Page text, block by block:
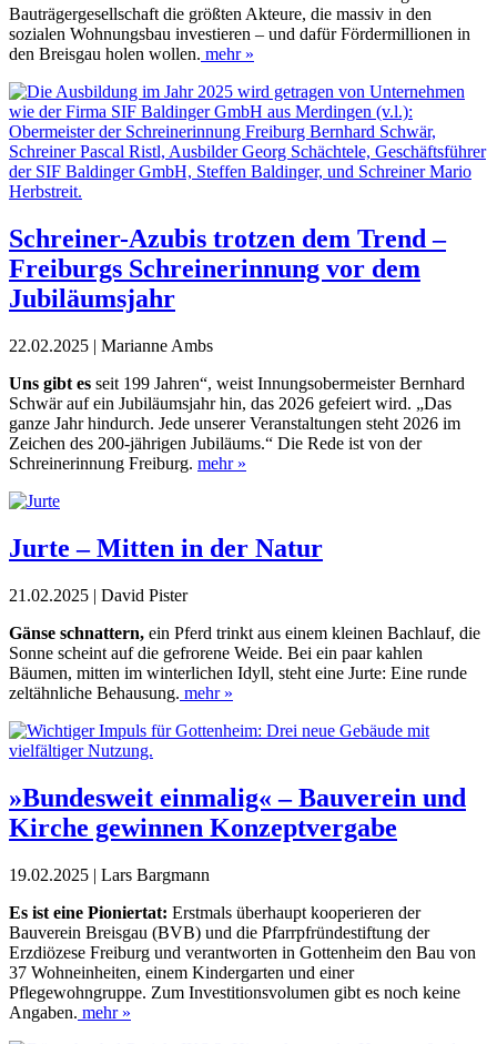
Bauträgergesellschaft die größten Akteure, die massiv in den
sozialen Wohnungsbau investieren – und dafür Fördermillionen in
den Breisgau holen wollen. mehr »
Schreiner-Azubis trotzen dem Trend –
Freiburgs Schreinerinnung vor dem
Jubiläumsjahr
22.02.2025 | Marianne Ambs
Uns gibt es seit 199 Jahren“, weist Innungsobermeister Bernhard
Schwär auf ein Jubiläumsjahr hin, das 2026 gefeiert wird. „Das
ganze Jahr hindurch. Jede unserer Veranstaltungen steht 2026 im
Zeichen des 200-jährigen Jubiläums.“ Die Rede ist von der
Schreinerinnung Freiburg. mehr »
Jurte – Mitten in der Natur
21.02.2025 | David Pister
Gänse schnattern, ein Pferd trinkt aus einem kleinen Bachlauf, die
Sonne scheint auf die gefrorene Weide. Bei ein paar kahlen
Bäumen, mitten im winterlichen Idyll, steht eine Jurte: Eine runde
zeltähnliche Behausung. mehr »
»Bundesweit einmalig« – Bauverein und
Kirche gewinnen Konzeptvergabe
19.02.2025 | Lars Bargmann
Es ist eine Pioniertat: Erstmals überhaupt kooperieren der
Bauverein Breisgau (BVB) und die Pfarrpfründestiftung der
Erzdiözese Freiburg und verantworten in Gottenheim den Bau von
37 Wohneinheiten, einem Kindergarten und einer
Pflegewohngruppe. Zum Investitionsvolumen gibt es noch keine
Angaben. mehr »